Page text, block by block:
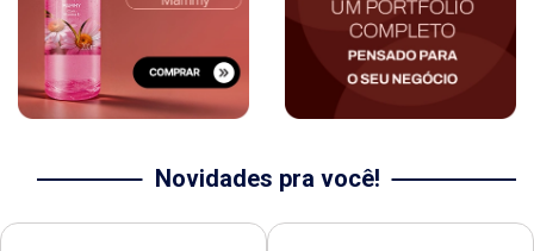
Novidades pra você!